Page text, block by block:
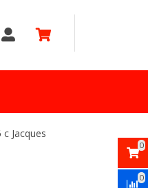
Jacques
0
0